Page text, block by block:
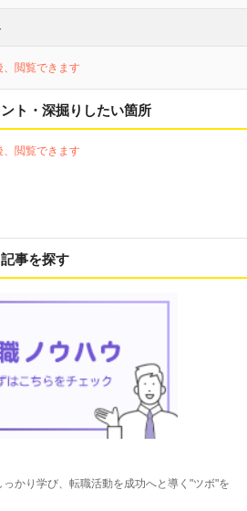
閲覧できます
ト・深掘りしたい箇所
閲覧できます
事を探す
かり学び、転職活動を成功へと導く"ツボ"を